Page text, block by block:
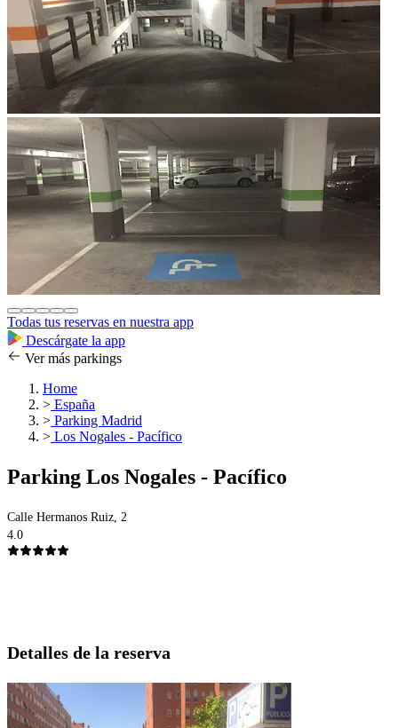
Todas tus reservas en nuestra app
Descárgate la app
Ver más parkings
Home
> España
> Parking Madrid
> Los Nogales - Pacífico
Parking Los Nogales - Pacífico
Calle Hermanos Ruiz, 2
4.0
Detalles de la reserva